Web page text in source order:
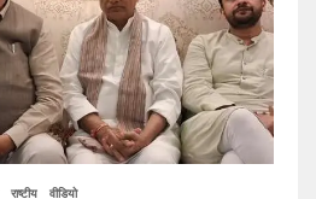
राष्टीय वीडियो